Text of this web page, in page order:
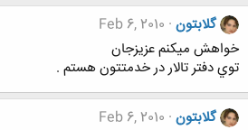
گلابتون Feb 6, 2010
خواهش ميكنم عزيزجان
توي دفتر تالار در خدمتتون هستم .
گلابتون Feb 6, 2010